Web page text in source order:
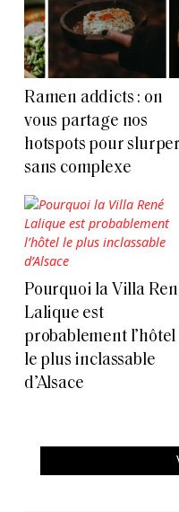
Ramen addicts : on
vous partage nos
hotspots pour slurper
sans complexe
Pourquoi la Villa
Lalique est
probablement l’hôtel
le plus inclassable
d’Alsace